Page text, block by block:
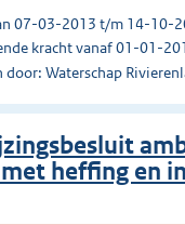
07-03-2013 t/m 14-10-
kracht vanaf 01-01-
door: Waterschap
heffing en